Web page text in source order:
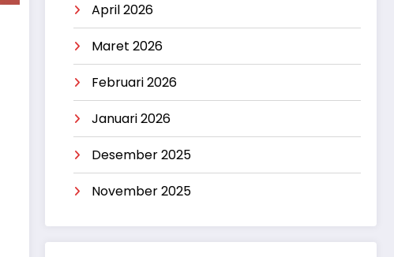
April 2026
Maret 2026
Februari 2026
Januari 2026
Desember 2025
November 2025